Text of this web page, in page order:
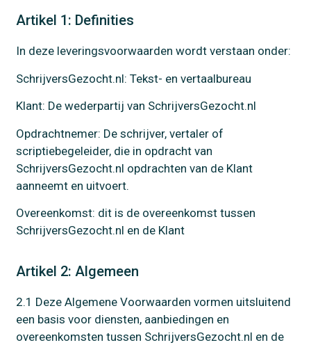
Artikel 1: Definities
In deze leveringsvoorwaarden wordt verstaan onder:
SchrijversGezocht.nl: Tekst- en vertaalbureau
Klant: De wederpartij van SchrijversGezocht.nl
Opdrachtnemer: De schrijver, vertaler of
scriptiebegeleider, die in opdracht van
SchrijversGezocht.nl opdrachten van de Klant
aanneemt en uitvoert.
Overeenkomst: dit is de overeenkomst tussen
SchrijversGezocht.nl en de Klant
Artikel 2: Algemeen
2.1 Deze Algemene Voorwaarden vormen uitsluitend
een basis voor diensten, aanbiedingen en
overeenkomsten tussen SchrijversGezocht.nl en de